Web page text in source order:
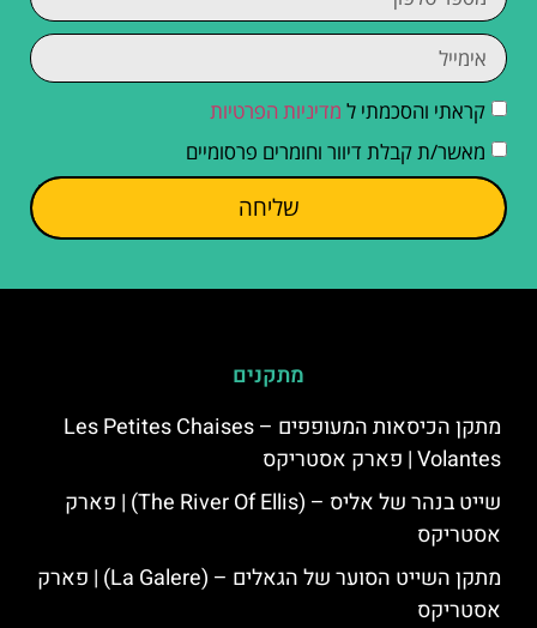
קראתי והסכמתי ל מדיניות הפרטיות
מאשר/ת קבלת דיוור וחומרים פרסומיים
שליחה
מתקנים
מתקן הכיסאות המעופפים – Les Petites Chaises
Volantes | פארק אסטריקס
שייט בנהר של אליס – (The River Of Ellis) | פארק
אסטריקס
מתקן השייט הסוער של הגאלים – (La Galere) | פארק
אסטריקס